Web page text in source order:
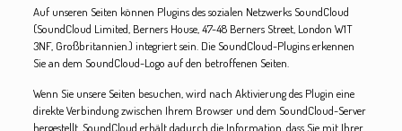
Auf unseren Seiten können Plugins des sozialen Netzwerks SoundCloud
(SoundCloud Limited, Berners House, 47-48 Berners Street, London W1T
3NF, Großbritannien.) integriert sein. Die SoundCloud-Plugins erkennen
Sie an dem SoundCloud-Logo auf den betroffenen Seiten.
Wenn Sie unsere Seiten besuchen, wird nach Aktivierung des Plugin eine
direkte Verbindung zwischen Ihrem Browser und dem SoundCloud-Server
hergestellt. SoundCloud erhält dadurch die Information, dass Sie mit Ihrer